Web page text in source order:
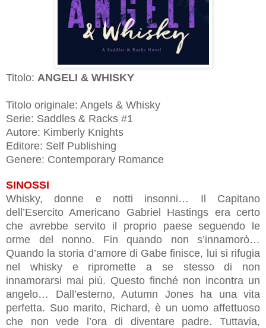
Titolo: ANGELI & WHISKY
Titolo originale: Angels & Whisky
Serie: Saddles & Racks #1
Autore: Kimberly Knights
Editore: Self Publishing
Genere: Contemporary Romance
SINOSSI
Whisky, donne e notti insonni… Il Capitano
dell’Esercito Americano Gabriel Hastings era certo
che avrebbe servito il proprio paese seguendo le
orme del nonno. Fin quando non s’innamorò…
Quando la storia d’amore di Gabe finisce, lui si rifugia
nel whisky e ripromette a se stesso di non
innamorarsi mai più. Questo finché non incontra un
angelo… Dall’esterno, Autumn Jones ha una vita
perfetta. Suo marito, Richard, è un uomo affettuoso
che non vede l’ora di diventare padre. Tuttavia,